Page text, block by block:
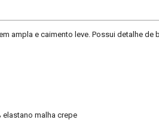
ampla e caimento leve. Possui detalhe de
elastano malha crepe